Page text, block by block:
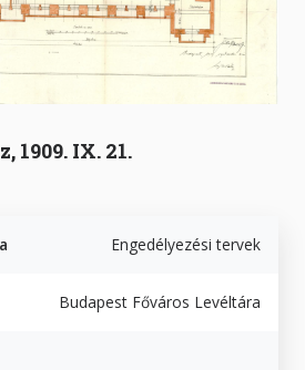
1909. IX. 21.
Engedélyezési tervek
Budapest Főváros Levéltára